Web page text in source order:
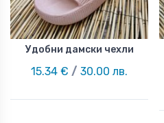
Удобни дамски чехли
15.34 € / 30.00 лв.